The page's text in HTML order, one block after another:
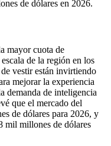
de dólares en 2026.
mayor cuota de
de la región en los
vestir están invirtiendo
mejorar la experiencia
demanda de inteligencia
que el mercado del
de dólares para 2026, y
mil millones de dólares